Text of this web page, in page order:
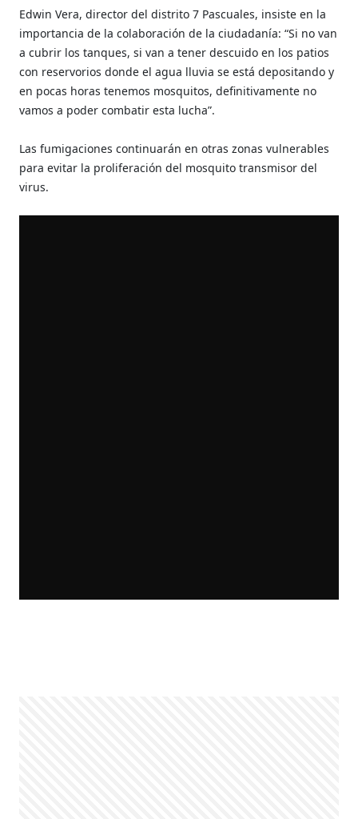
Edwin Vera, director del distrito 7 Pascuales, insiste en la
importancia de la colaboración de la ciudadanía: “Si no van
a cubrir los tanques, si van a tener descuido en los patios
con reservorios donde el agua lluvia se está depositando y
en pocas horas tenemos mosquitos, definitivamente no
vamos a poder combatir esta lucha”.
Las fumigaciones continuarán en otras zonas vulnerables
para evitar la proliferación del mosquito transmisor del
virus.